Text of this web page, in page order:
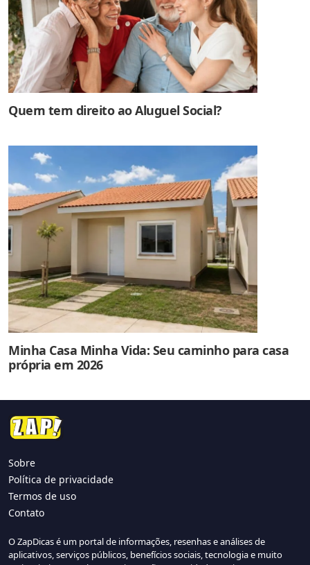
Quem tem direito ao Aluguel Social?
Minha Casa Minha Vida: Seu caminho para casa
própria em 2026
Sobre
Política de privacidade
Termos de uso
Contato
O ZapDicas é um portal de informações, resenhas e análises de
aplicativos, serviços públicos, benefícios sociais, tecnologia e muito